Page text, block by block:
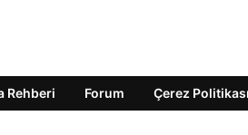
Rehberi Forum Çerez Politikası